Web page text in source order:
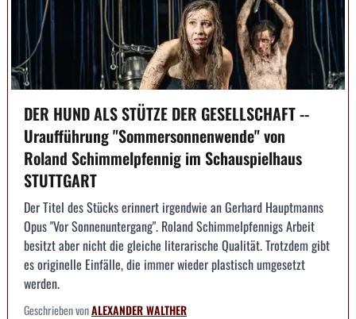
DER HUND ALS STÜTZE DER GESELLSCHAFT --
Uraufführung "Sommersonnenwende" von
Roland Schimmelpfennig im Schauspielhaus
STUTTGART
Der Titel des Stücks erinnert irgendwie an Gerhard Hauptmanns
Opus "Vor Sonnenuntergang". Roland Schimmelpfennigs Arbeit
besitzt aber nicht die gleiche literarische Qualität. Trotzdem gibt
es originelle Einfälle, die immer wieder plastisch umgesetzt
werden.
Geschrieben vonALEXANDER WALTHER